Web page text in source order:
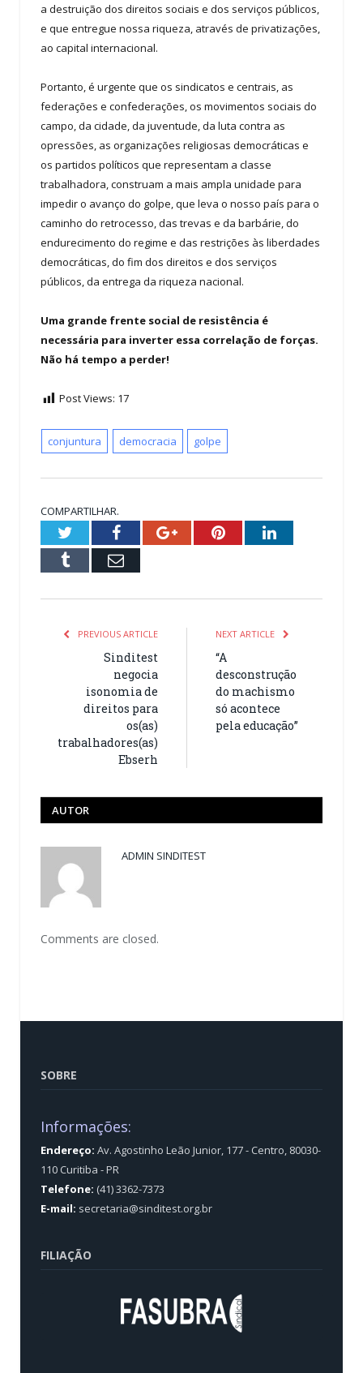
a destruição dos direitos sociais e dos serviços públicos,
e que entregue nossa riqueza, através de privatizações,
ao capital internacional.
Portanto, é urgente que os sindicatos e centrais, as
federações e confederações, os movimentos sociais do
campo, da cidade, da juventude, da luta contra as
opressões, as organizações religiosas democráticas e
os partidos políticos que representam a classe
trabalhadora, construam a mais ampla unidade para
impedir o avanço do golpe, que leva o nosso país para o
caminho do retrocesso, das trevas e da barbárie, do
endurecimento do regime e das restrições às liberdades
democráticas, do fim dos direitos e dos serviços
públicos, da entrega da riqueza nacional.
Uma grande frente social de resistência é
necessária para inverter essa correlação de forças.
Não há tempo a perder!
Post Views: 17
conjuntura democracia golpe
COMPARTILHAR.
TwitterFacebookGoogle+PinterestLinkedIn
Tumblr Email
PREVIOUS ARTICLE
Sinditest
negocia
isonomia de
direitos para
os(as)
trabalhadores(as)
Ebserh
NEXT ARTICLE
“A
desconstrução
do machismo
só acontece
pela educação”
AUTOR
ADMIN SINDITEST
Comments are closed.
SOBRE
Informações:
Endereço: Av. Agostinho Leão Junior, 177 - Centro, 80030-
110 Curitiba - PR
Telefone: (41) 3362-7373
E-mail: secretaria@sinditest.org.br
FILIAÇÃO